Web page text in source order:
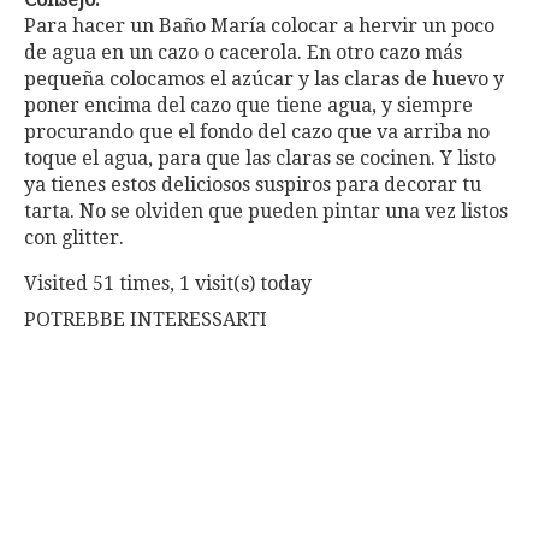
Para hacer un Baño María colocar a hervir un poco
de agua en un cazo o cacerola. En otro cazo más
pequeña colocamos el azúcar y las claras de huevo y
poner encima del cazo que tiene agua, y siempre
procurando que el fondo del cazo que va arriba no
toque el agua, para que las claras se cocinen. Y listo
ya tienes estos deliciosos suspiros para decorar tu
tarta. No se olviden que pueden pintar una vez listos
con glitter.
Visited 51 times, 1 visit(s) today
POTREBBE INTERESSARTI